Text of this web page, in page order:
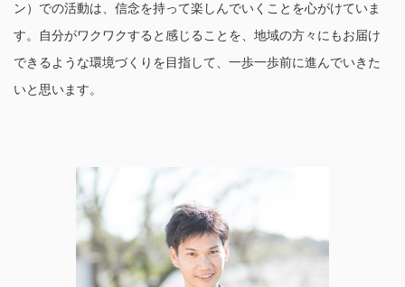
ン）での活動は、信念を持って楽しんでいくことを心がけていま
す。自分がワクワクすると感じることを、地域の方々にもお届け
できるような環境づくりを目指して、一歩一歩前に進んでいきた
いと思います。